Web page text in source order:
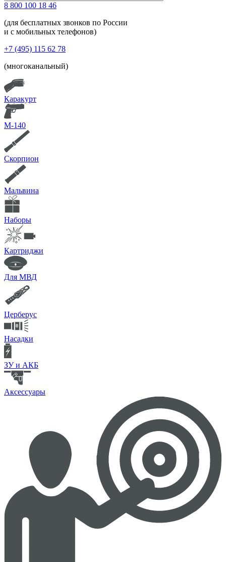
8 800 100 18 46
(для бесплатных звонков по России
и с мобильных телефонов)
+7 (495) 115 62 78
(многоканальный)
Каракурт
М-140
Скорпион
Мальвина
Наборы
Картриджи
Для МВД
Церберус
Насадки
ЗУ и АКБ
Аксессуары